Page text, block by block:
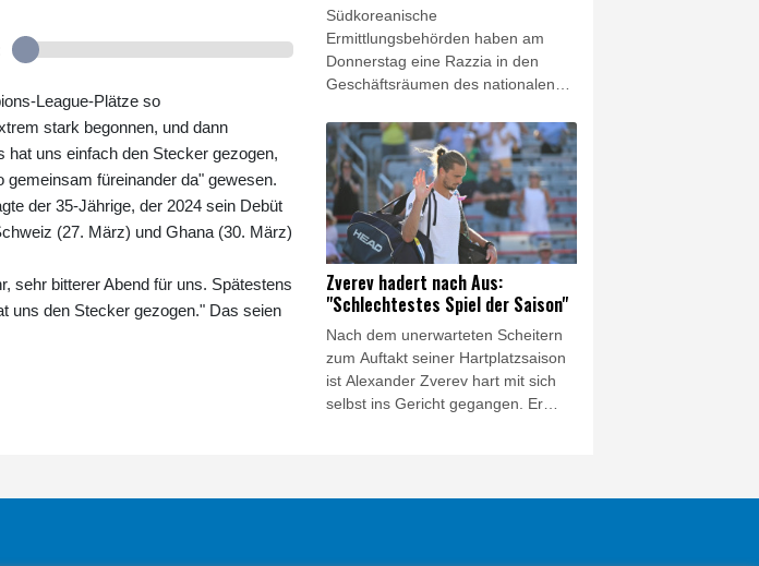
League-Plätze so
stark begonnen, und dann
hat uns einfach den Stecker gezogen,
füreinander da" gewesen.
der 35-Jährige, der 2024 sein Debüt
(27. März) und Ghana (30. März)
sehr bitterer Abend für uns. Spätestens
uns den Stecker gezogen." Das seien
Südkoreanische
Ermittlungsbehörden haben am
Donnerstag eine Razzia in den
Geschäftsräumen des nationalen
durchgeführt. Dabei geht es um
mögliche Manipulationen rund um
die Ernennung des ehemaligen
Nationaltrainers Hong Myung-bo,
der mit dem Team bei der
Weltmeisterschaft 2026 in der
Vorrunde gescheitert war.
Zverev hadert nach Aus:
"Schlechtestes Spiel der Saison"
Nach dem unerwarteten Scheitern
zum Auftakt seiner Hartplatzsaison
ist Alexander Zverev hart mit sich
selbst ins Gericht gegangen. Er
Leistung erwartet, sagte der 29-